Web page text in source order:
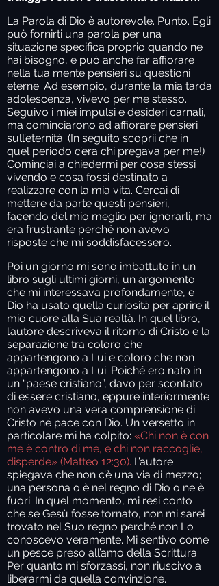
La Parola di Dio è autorevole. Punto. Egli
può fornirti una parola per una
situazione specifica proprio quando ne
hai bisogno, e può anche far affiorare
nella tua mente pensieri su questioni
eterne. Ad esempio, durante la mia tarda
adolescenza, vivevo per me stesso.
Seguivo i miei impulsi e desideri carnali,
ma cominciarono ad affiorare pensieri
sull’eternità. (In seguito scoprii che in
quel periodo c’era chi pregava per me!)
Cominciai a chiedermi per cosa stessi
vivendo e cosa fossi destinato a
realizzare con la mia vita. Cercai di
mettere da parte questi pensieri,
facendo del mio meglio per ignorarli, ma
era frustrante perché non avevo
risposte che mi soddisfacessero.
Poi un giorno mi sono imbattuto in un
libro sugli ultimi giorni, un argomento
che mi interessava profondamente, e
Dio ha usato quella curiosità per aprire il
mio cuore alla Sua realtà. In quel libro,
l’autore descriveva il ritorno di Cristo e la
separazione tra coloro che
appartengono a Lui e coloro che non
appartengono a Lui. Poiché ero nato in
un “paese cristiano”, davo per scontato
di essere cristiano, eppure interiormente
non avevo una vera comprensione di
Cristo né pace con Dio. Un versetto in
particolare mi ha colpito: «Chi non è con
me è contro di me, e chi non raccoglie,
disperde» (Matteo 12:30). L’autore
spiegava che non c’è una via di mezzo;
una persona o è nel regno di Dio o ne è
fuori. In quel momento, mi resi conto
che se Gesù fosse tornato, non mi sarei
trovato nel Suo regno perché non Lo
conoscevo veramente. Mi sentivo come
un pesce preso all’amo della Scrittura.
Per quanto mi sforzassi, non riuscivo a
liberarmi da quella convinzione.